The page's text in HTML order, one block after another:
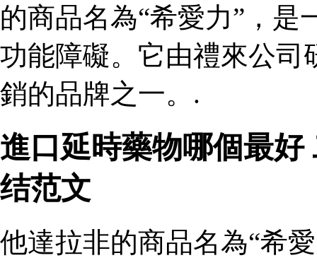
的商品名為“希愛力”，
功能障礙。它由禮來公司
銷的品牌之一。.
進口延時藥物哪個最
结范文
他達拉非的商品名為“希